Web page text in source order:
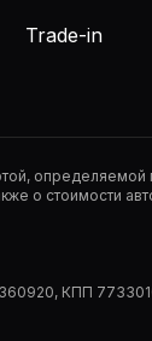
Trade-in
определяемой
о стоимости
КПП